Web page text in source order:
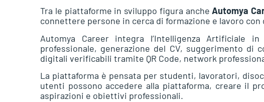
Tra le piattaforme in sviluppo figura ancheAutomya
connettere persone in cerca di formazione e lavoro
Automya Career integra l’Intelligenza Artificiale
professionale, generazione del CV, suggerimento
digitali verificabili tramite QR Code, network
La piattaforma è pensata per studenti, lavoratori,
utenti possono accedere alla piattaforma, creare il
aspirazioni e obiettivi professionali.